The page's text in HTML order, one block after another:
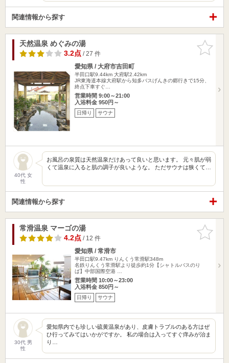
関連情報から探す
お気に入
りに追加
天然温泉 めぐみの湯
3.2点/ 27 件
愛知県 / 大府市吉田町
半田口駅9.44km 大府駅2.42km
JR東海道本線大府駅から知多バスげんきの郷行きで15分、
終点下車すぐ…
営業時間 9:00～21:00
入浴料金 950円～
日帰り サウナ
40代 女
性
お風呂の泉質は天然温泉だけあって良いと思います。 元々肌が弱
くて温泉に入ると肌の調子が良いような。 ただサウナは狭くて…
関連情報から探す
お気に入
りに追加
常滑温泉 マーゴの湯
4.2点/ 12 件
愛知県 / 常滑市
半田口駅9.47km りんくう常滑駅348m
名鉄りんくう常滑駅より徒歩約1分【シャトルバスのり
ば】中部国際空港 …
営業時間 10:00～23:00
入浴料金 850円～
日帰り サウナ
30代 男
性
愛知県内でも珍しい硫黄温泉があり、皮膚トラブルのある方はぜ
ひ行ってみてはいかがですか。 私の場合は入ってすぐ痒みが治ま
り…